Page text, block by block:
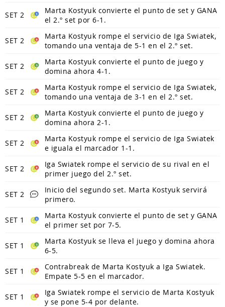
SET 2
Marta Kostyuk convierte el punto de set y GANA
el 2.º set por 6-1.
SET 2
Marta Kostyuk rompe el servicio de Iga Swiatek,
tomando una ventaja de 5-1 en el 2.º set.
SET 2
Marta Kostyuk convierte el punto de juego y
domina ahora 4-1.
SET 2
Marta Kostyuk rompe el servicio de Iga Swiatek,
tomando una ventaja de 3-1 en el 2.º set.
SET 2
Marta Kostyuk convierte el punto de juego y
domina ahora 2-1.
SET 2
Marta Kostyuk rompe el servicio de Iga Swiatek
e iguala el marcador 1-1.
SET 2
Iga Swiatek rompe el servicio de su rival en el
primer juego del 2.º set.
SET 2
Inicio del segundo set. Marta Kostyuk servirá
primero.
SET 1
Marta Kostyuk convierte el punto de set y GANA
el primer set por 7-5.
SET 1
Marta Kostyuk se lleva el juego y domina ahora
6-5.
SET 1
Contrabreak de Marta Kostyuk a Iga Swiatek.
Empate 5-5 en el marcador.
SET 1
Iga Swiatek rompe el servicio de Marta Kostyuk
y se pone 5-4 por delante.